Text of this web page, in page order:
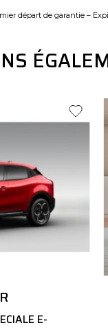
départ de garantie –
E-